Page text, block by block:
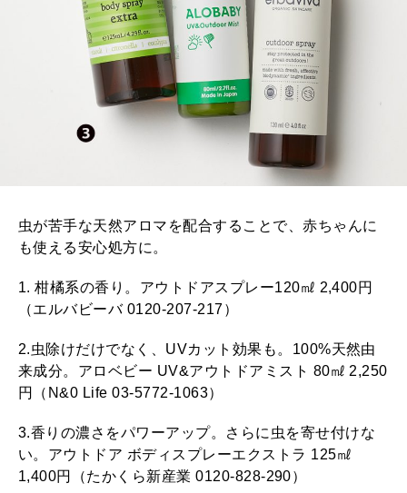
虫が苦手な天然アロマを配合することで、赤ちゃんに
も使える安心処方に。
1. 柑橘系の香り。アウトドアスプレー120㎖ 2,400円
（エルバビーバ 0120-207-217）
2.虫除けだけでなく、UVカット効果も。100%天然由
来成分。アロベビー UV&アウトドアミスト 80㎖ 2,250
円（N&0 Life 03-5772-1063）
3.香りの濃さをパワーアップ。さらに虫を寄せ付けな
い。アウトドア ボディスプレーエクストラ 125㎖
1,400円（たかくら新産業 0120-828-290）